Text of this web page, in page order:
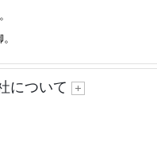
について